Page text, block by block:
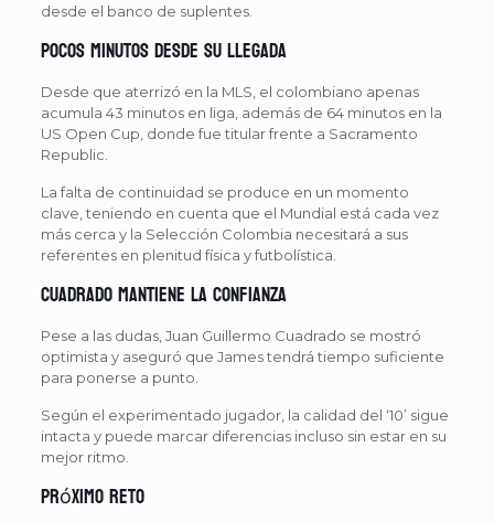
desde el banco de suplentes.
Pocos minutos desde su llegada
Desde que aterrizó en la MLS, el colombiano apenas
acumula 43 minutos en liga, además de 64 minutos en la
US Open Cup, donde fue titular frente a Sacramento
Republic.
La falta de continuidad se produce en un momento
clave, teniendo en cuenta que el Mundial está cada vez
más cerca y la Selección Colombia necesitará a sus
referentes en plenitud física y futbolística.
Cuadrado mantiene la confianza
Pese a las dudas, Juan Guillermo Cuadrado se mostró
optimista y aseguró que James tendrá tiempo suficiente
para ponerse a punto.
Según el experimentado jugador, la calidad del ‘10’ sigue
intacta y puede marcar diferencias incluso sin estar en su
mejor ritmo.
Próximo reto